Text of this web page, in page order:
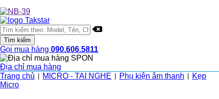
Gọi mua hàng 090.606.5811
Địa chỉ mua hàng
Trang chủ
MICRO - TAI NGHE Phụ kiện âm thanh
Kẹp
Micro